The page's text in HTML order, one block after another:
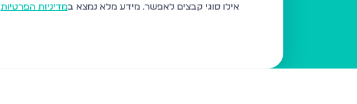
משרדי תיווך
אילו סוגי קבצים לאפשר. מידע מלא נמצא במדיניות הפרטיות